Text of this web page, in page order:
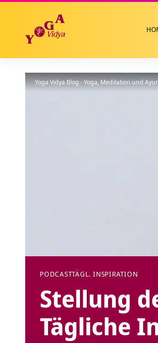
Yoga Vidya Blog - Yoga, Meditation und
PODCASTTÄGL. INSPIRATION
Stellung
Tägliche